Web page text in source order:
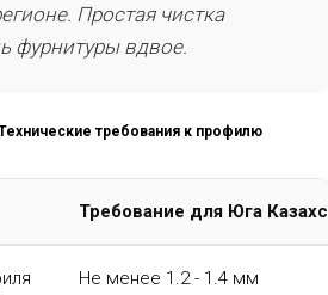
Простая чистка
фурнитуры вдвое.
требования к профилю
Требование для Юга
Не менее 1.2 - 1.4 мм